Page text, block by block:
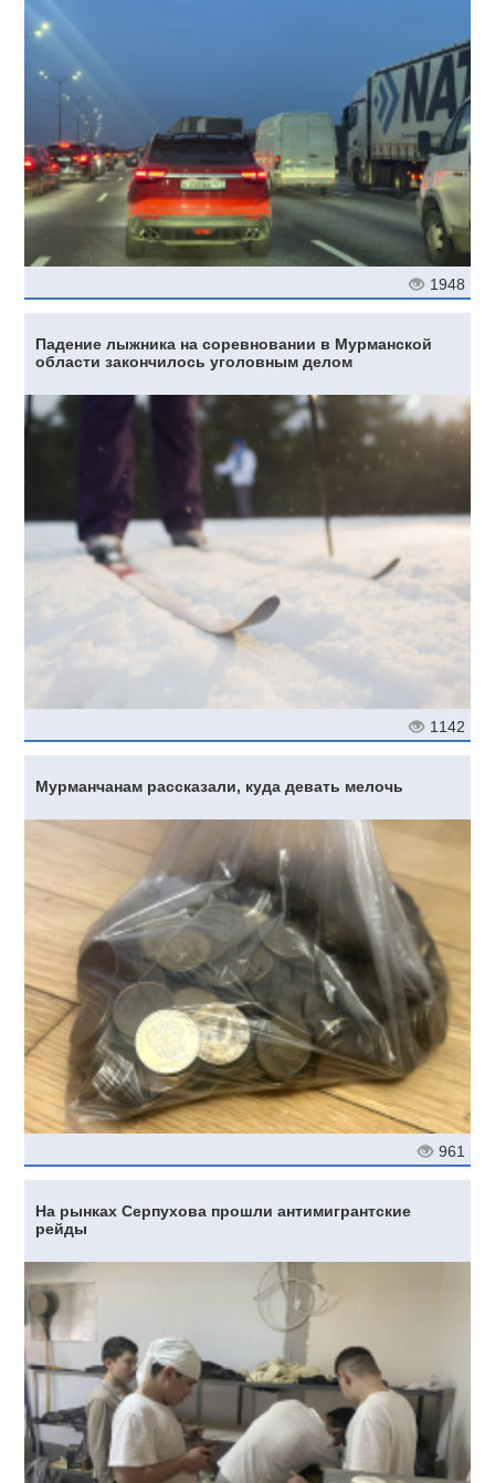
1948
Падение лыжника на соревновании в Мурманской
области закончилось уголовным делом
1142
Мурманчанам рассказали, куда девать мелочь
961
На рынках Серпухова прошли антимигрантские
рейды